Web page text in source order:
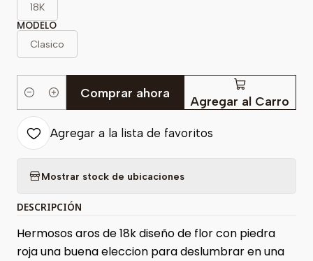
18K
MODELO
Clasico
Cantidad Agregar al Carro
Comprar ahora
Agregar a la lista de favoritos
Mostrar stock de ubicaciones
DESCRIPCIÓN
Hermosos aros de 18k diseño de flor con piedra
roja una buena eleccion para deslumbrar en una